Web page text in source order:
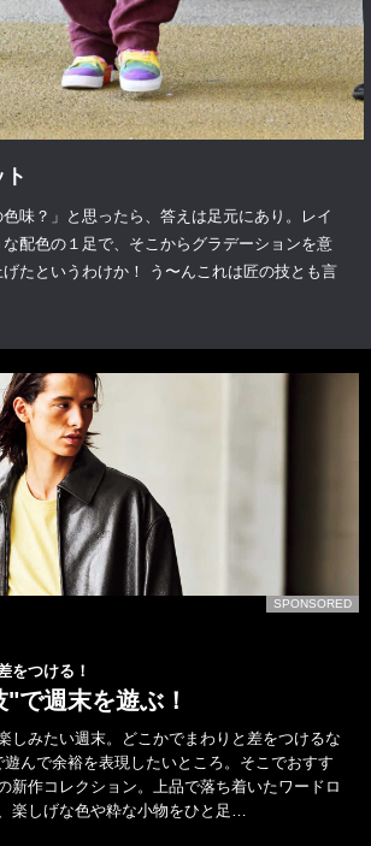
色味？」と思ったら、答えは足元にあり。レイ
配色の１足で、そこからグラデーションを意
たというわけか！ う〜んこれは匠の技とも言
SPONSORED
をつける！
で週末を遊ぶ！
しみたい週末。どこかでまわりと差をつけるな
んで余裕を表現したいところ。そこでおすす
新作コレクション。上品で落ち着いたワードロ
楽しげな色や粋な小物をひと足…